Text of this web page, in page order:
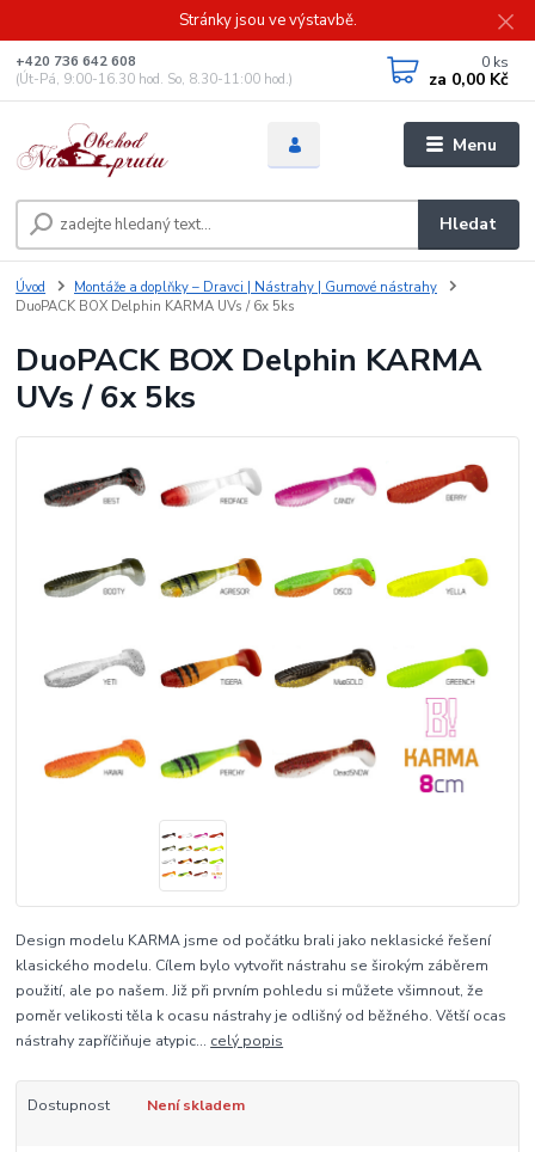
Stránky jsou ve výstavbě.
Menu
Hledat
+420 736 642 608
(Út-Pá, 9:00-16.30 hod. So, 8.30-11:00 hod.)
0 ks
za 0,00 Kč
Úvod
Montáže a doplňky – Dravci | Nástrahy | Gumové nástrahy
DuoPACK BOX Delphin KARMA UVs / 6x 5ks
DuoPACK BOX Delphin KARMA
UVs / 6x 5ks
Design modelu KARMA jsme od počátku brali jako neklasické řešení
klasického modelu. Cílem bylo vytvořit nástrahu se širokým záběrem
použití, ale po našem. Již při prvním pohledu si můžete všimnout, že
poměr velikosti těla k ocasu nástrahy je odlišný od běžného. Větší ocas
nástrahy zapříčiňuje atypic... celý popis
Dostupnost Není skladem